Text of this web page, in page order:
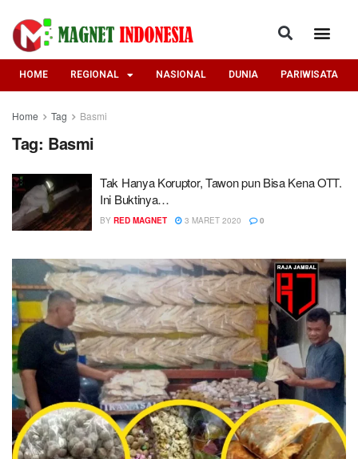
HOME REGIONAL NASIONAL DUNIA PARIWISATA
Home Tag Basmi
Tag: Basmi
Tak Hanya Koruptor, Tawon pun Bisa Kena OTT.
Ini Buktinya…
BY RED MAGNET 3 MARET 2020 0